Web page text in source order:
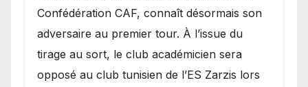
Confédération CAF, connaît désormais son
adversaire au premier tour. À l’issue du
tirage au sort, le club académicien sera
opposé au club tunisien de l’ES Zarzis lors